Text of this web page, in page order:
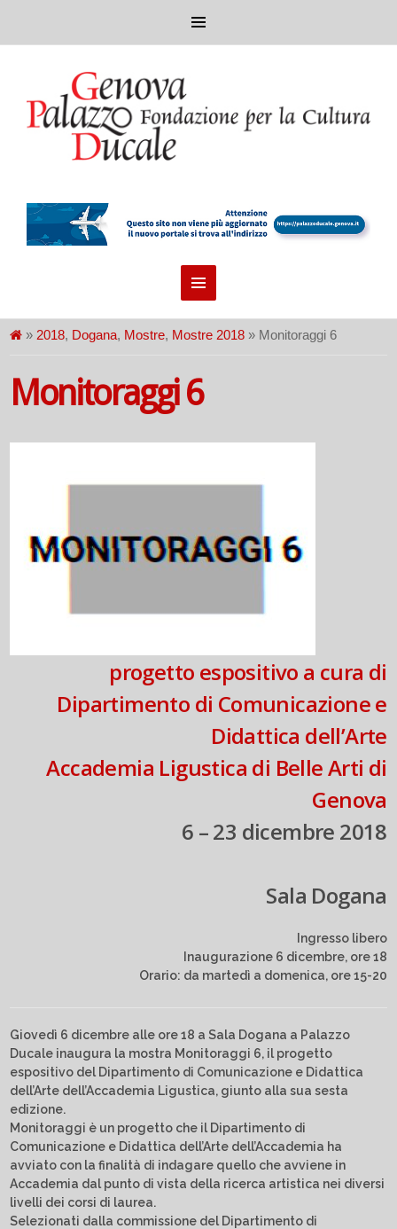
» 2018, Dogana, Mostre, Mostre 2018 » Monitoraggi 6
Monitoraggi 6
progetto espositivo a cura di
Dipartimento di Comunicazione e
Didattica dell’Arte
Accademia Ligustica di Belle Arti di
Genova
6 – 23 dicembre 2018
Sala Dogana
Ingresso libero
Inaugurazione 6 dicembre, ore 18
Orario: da martedì a domenica, ore 15-20
Giovedì 6 dicembre alle ore 18 a Sala Dogana a Palazzo
Ducale inaugura la mostra Monitoraggi 6, il progetto
espositivo del Dipartimento di Comunicazione e Didattica
dell’Arte dell’Accademia Ligustica, giunto alla sua sesta
edizione.
Monitoraggi è un progetto che il Dipartimento di
Comunicazione e Didattica dell’Arte dell’Accademia ha
avviato con la finalità di indagare quello che avviene in
Accademia dal punto di vista della ricerca artistica nei diversi
livelli dei corsi di laurea.
Selezionati dalla commissione del Dipartimento di